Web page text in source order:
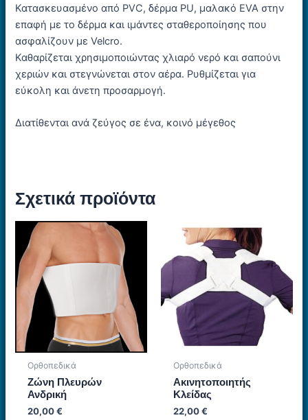
Κατασκευασμένο από PVC, δέρμα PU, μαλακό EVA στην
επαφή με το δέρμα και ιμάντες σταθεροποίησης που
ασφαλίζουν με Velcro.
Καθαρίζεται χρησιμοποιώντας χλιαρό νερό και σαπούνι
χεριών και στεγνώνεται στον αέρα. Ρυθμίζεται για
εύκολη και άνετη προσαρμογή.
Διατίθενται ανά ζεύγος σε ένα, κοινό μέγεθος
Σχετικά προϊόντα
Ορθοπεδικά
Ζώνη Πλευρών
Ανδρική
20,00€
Ορθοπεδικά
Ακινητοποιητής
Κλείδας
22,00€